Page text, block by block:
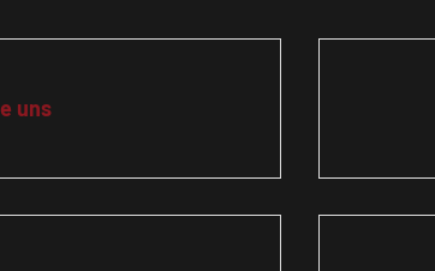
uns